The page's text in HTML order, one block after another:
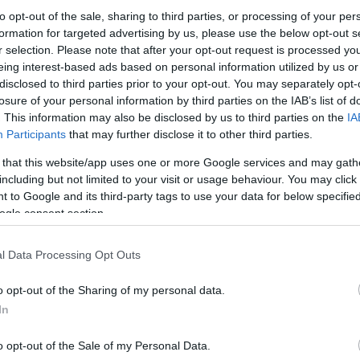
opt-out of the sale, sharing to third parties, or processing of your
for targeted advertising by us, please use the below opt-out
selection. Please note that after your opt-out request is processed
interest-based ads based on personal information utilized by us
to third parties prior to your opt-out. You may separately
of your personal information by third parties on the IAB’s list of
This information may also be disclosed by us to third parties on the
Participants that may further disclose it to other third parties.
that this website/app uses one or more Google services and may
but not limited to your visit or usage behaviour. You may
to Google and its third-party tags to use your data for below
consent section.
Data Processing Opt Outs
opt-out of the Sharing of my personal data.
opt-out of the Sale of my Personal Data.
Link másolása
nyoma veszett az Egyesült
miatt. A mentőcsapatoknak több száz
miatt Alabamában és Floridában.
annyi csapadék zúdult le, mint amennyi
Óriási területek vannak víz alatt. Több